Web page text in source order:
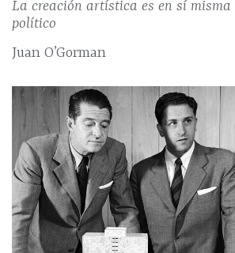
La creación artística es en sí misma
político
Juan O’Gorman